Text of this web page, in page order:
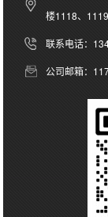
楼1118、
联系电话：
公司邮箱：